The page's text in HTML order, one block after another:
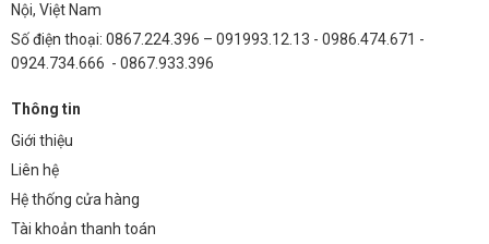
Nội, Việt Nam
Số điện thoại: 0867.224.396 – 091993.12.13 - 0986.474.671 -
0924.734.666 - 0867.933.396
Thông tin
Giới thiệu
Liên hệ
Hệ thống cửa hàng
Tài khoản thanh toán